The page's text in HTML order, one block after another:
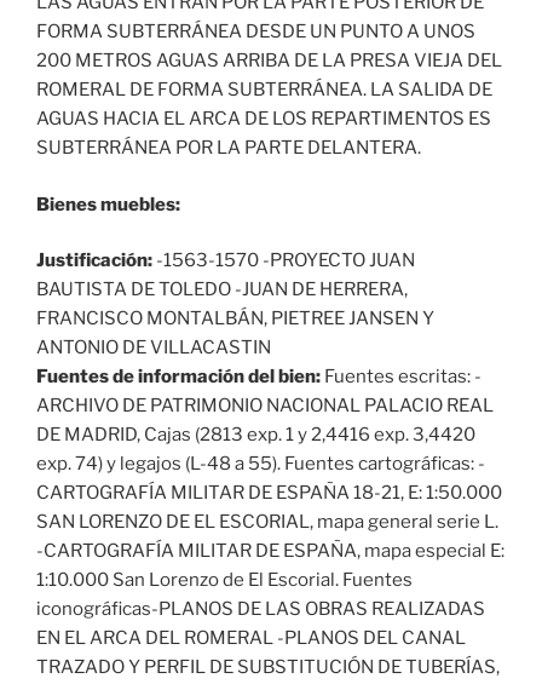
FORMA SUBTERRÁNEA DESDE UN PUNTO A UNOS
200 METROS AGUAS ARRIBA DE LA PRESA VIEJA DEL
ROMERAL DE FORMA SUBTERRÁNEA. LA SALIDA DE
AGUAS HACIA EL ARCA DE LOS REPARTIMENTOS ES
SUBTERRÁNEA POR LA PARTE DELANTERA.
Bienes muebles:
Justificación: -1563-1570 -PROYECTO JUAN
BAUTISTA DE TOLEDO -JUAN DE HERRERA,
FRANCISCO MONTALBÁN, PIETREE JANSEN Y
ANTONIO DE VILLACASTIN
Fuentes de información del bien: Fuentes escritas: -
ARCHIVO DE PATRIMONIO NACIONAL PALACIO REAL
DE MADRID, Cajas (2813 exp. 1 y 2,4416 exp. 3,4420
exp. 74) y legajos (L-48 a 55). Fuentes cartográficas: -
CARTOGRAFÍA MILITAR DE ESPAÑA 18-21, E: 1:50.000
SAN LORENZO DE EL ESCORIAL, mapa general serie L.
-CARTOGRAFÍA MILITAR DE ESPAÑA, mapa especial E:
1:10.000 San Lorenzo de El Escorial. Fuentes
iconográficas-PLANOS DE LAS OBRAS REALIZADAS
EN EL ARCA DEL ROMERAL -PLANOS DEL CANAL
TRAZADO Y PERFIL DE SUBSTITUCIÓN DE TUBERÍAS,